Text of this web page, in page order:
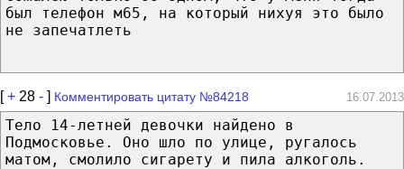
был телефон м65, на который нихуя это было
не запечатлеть
[+ 28 - ] Комментировать цитату №84218 16.07.2013
Тело 14-летней девочки найдено в
Подмосковье. Оно шло по улице, ругалось
матом, смолило сигарету и пила алкоголь.